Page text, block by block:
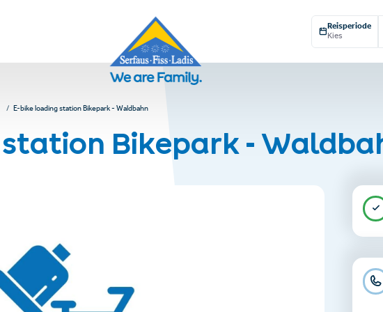
Reisperiode
Kies
E-bike loading station Bikepark - Waldbahn
station Bikepark -